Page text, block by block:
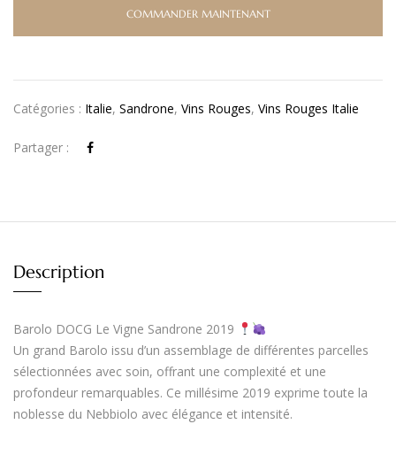
COMMANDER MAINTENANT
Catégories : Italie, Sandrone, Vins Rouges, Vins Rouges Italie
Partager :
Description
Barolo DOCG Le Vigne Sandrone 2019
Un grand Barolo issu d’un assemblage de différentes parcelles
sélectionnées avec soin, offrant une complexité et une
profondeur remarquables. Ce millésime 2019 exprime toute la
noblesse du Nebbiolo avec élégance et intensité.